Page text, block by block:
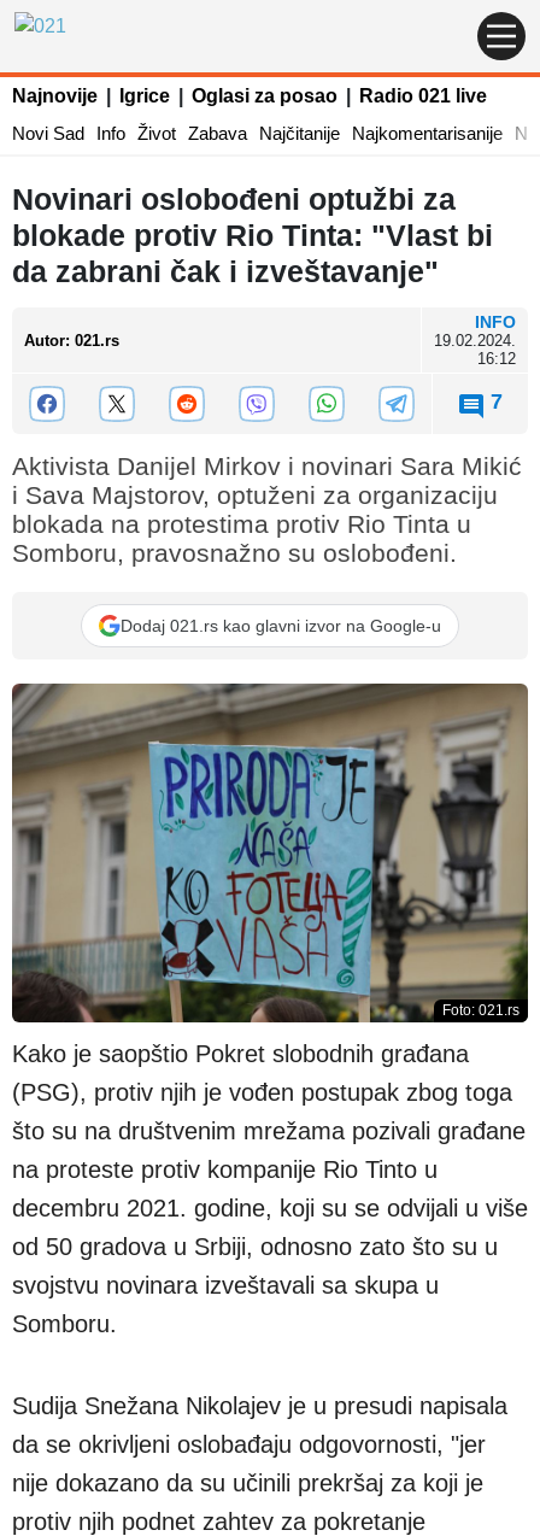
Najnovije Igrice Oglasi za posao
Radio 021 live
Novi Sad
Info Život Zabava Najčitanije Najkomentarisanije
Novinari oslobođeni optužbi za
blokade protiv Rio Tinta: "Vlast bi
da zabrani čak i izveštavanje"
Autor: 021.rs
INFO
19.02.2024.
16:12
7
Aktivista Danijel Mirkov i novinari Sara Mikić
i Sava Majstorov, optuženi za organizaciju
blokada na protestima protiv Rio Tinta u
Somboru, pravosnažno su oslobođeni.
Dodaj 021.rs kao glavni izvor na Google-u
Foto: 021.rs
Kako je saopštio Pokret slobodnih građana
(PSG), protiv njih je vođen postupak zbog toga
što su na društvenim mrežama pozivali građane
na proteste protiv kompanije Rio Tinto u
decembru 2021. godine, koji su se odvijali u više
od 50 gradova u Srbiji, odnosno zato što su u
svojstvu novinara izveštavali sa skupa u
Somboru.
Sudija Snežana Nikolajev je u presudi napisala
da se okrivljeni oslobađaju odgovornosti, "jer
nije dokazano da su učinili prekršaj za koji je
protiv njih podnet zahtev za pokretanje